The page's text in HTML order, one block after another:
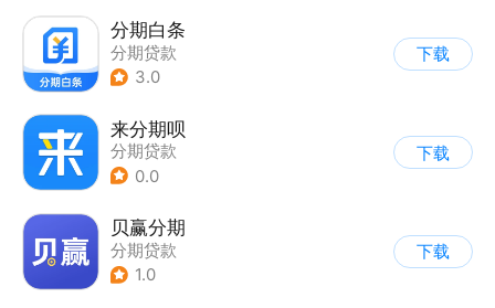
分期白条
分期贷款
3.0
下载
来分期呗
分期贷款
0.0
下载
贝赢分期
分期贷款
1.0
下载